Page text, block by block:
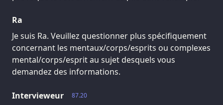
Ra
Je suis Ra. Veuillez questionner plus spécifiquement
concernant les mentaux/corps/esprits ou complexes
mental/corps/esprit au sujet desquels vous
demandez des informations.
87.20
Intervieweur